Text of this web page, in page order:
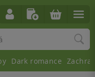
Dark romance